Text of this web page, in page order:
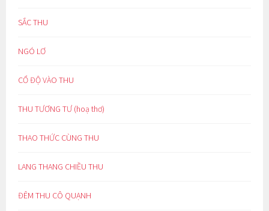
SẮC THU
NGÓ LƠ
CỔ ĐỘ VÀO THU
THU TƯƠNG TƯ (hoạ thơ)
THAO THỨC CÙNG THU
LANG THANG CHIỀU THU
ĐÊM THU CÔ QUẠNH